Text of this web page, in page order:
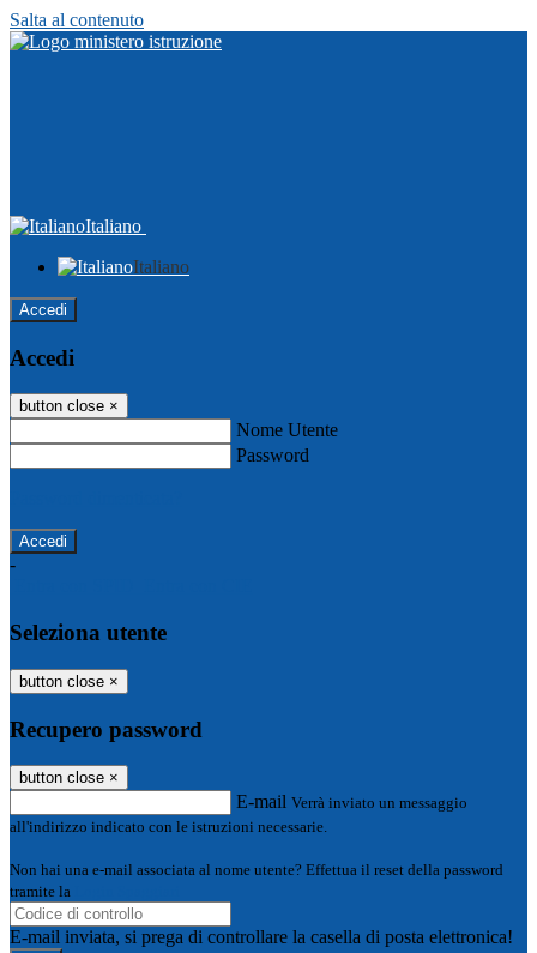
Salta al contenuto
Italiano
Italiano
Accedi
Accedi
button close ×
Nome Utente
Password
-
Seleziona utente
button close ×
Recupero password
button close ×
E-mail Verrà inviato un messaggio
all'indirizzo indicato con le istruzioni necessarie.
Non hai una e-mail associata al nome utente? Effettua il reset della password
tramite la
E-mail inviata, si prega di controllare la casella di posta elettronica!